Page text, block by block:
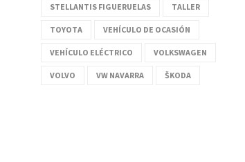
STELLANTIS FIGUERUELAS TALLER
TOYOTA VEHÍCULO DE OCASIÓN
VEHÍCULO ELÉCTRICO VOLKSWAGEN
VOLVO VW NAVARRA ŠKODA